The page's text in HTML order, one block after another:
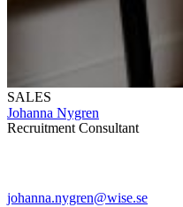
SALES
Johanna Nygren
Recruitment Consultant
johanna.nygren@wise.se